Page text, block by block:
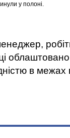
у полоні.
в межах